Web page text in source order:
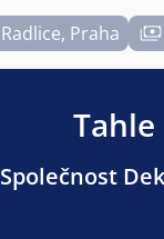
Radlice, Praha
Společnost